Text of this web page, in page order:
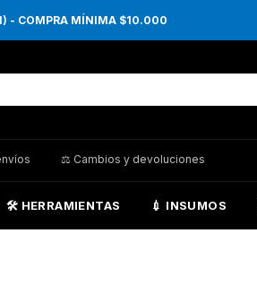
- COMPRA MÍNIMA $10.000
⚖️ Cambios y devoluciones
🛠️ HERRAMIENTAS 💉 INSUMOS